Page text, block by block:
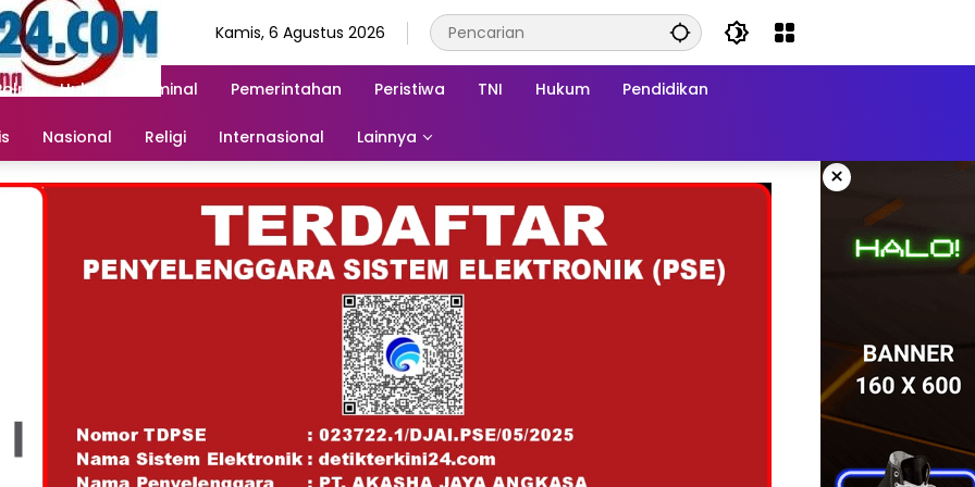
Kamis, 6 Agustus 2026
Hukum & Kriminal Pemerintahan Peristiwa TNI Hukum Pendidikan
Nasional Religi Internasional Lainnya
×